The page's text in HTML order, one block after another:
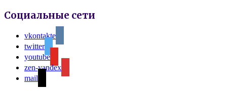
Социальные сети
vkontakte
twitter
youtube
zen-yandex
mail